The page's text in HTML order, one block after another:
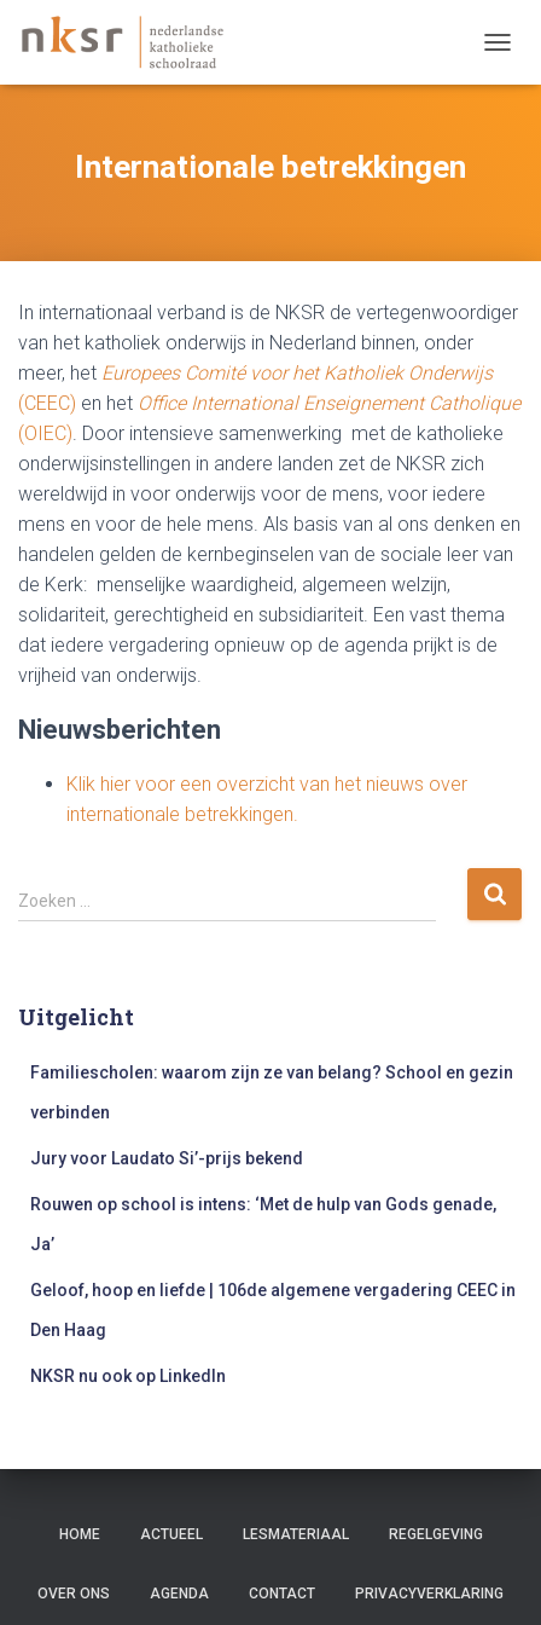
Internationale betrekkingen
In internationaal verband is de NKSR de vertegenwoordiger
van het katholiek onderwijs in Nederland binnen, onder
meer, het Europees Comité voor het Katholiek Onderwijs
(CEEC) en het Office International Enseignement Catholique
(OIEC). Door intensieve samenwerking met de katholieke
onderwijsinstellingen in andere landen zet de NKSR zich
wereldwijd in voor onderwijs voor de mens, voor iedere
mens en voor de hele mens. Als basis van al ons denken en
handelen gelden de kernbeginselen van de sociale leer van
de Kerk: menselijke waardigheid, algemeen welzijn,
solidariteit, gerechtigheid en subsidiariteit. Een vast thema
dat iedere vergadering opnieuw op de agenda prijkt is de
vrijheid van onderwijs.
Nieuwsberichten
Klik hier voor een overzicht van het nieuws over
internationale betrekkingen.
Z
o
n
Zoeken …
Uitgelicht
Familiescholen: waarom zijn ze van belang? School en gezin
verbinden
Jury voor Laudato Si’-prijs bekend
Rouwen op school is intens: ‘Met de hulp van Gods genade,
Ja’
Geloof, hoop en liefde | 106de algemene vergadering CEEC in
Den Haag
NKSR nu ook op LinkedIn
HOME ACTUEEL LESMATERIAAL REGELGEVING
OVER ONS AGENDA CONTACT PRIVACYVERKLARING